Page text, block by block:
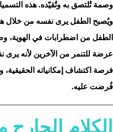
وصمة تُلتصق به وتُقيّده. هذه
ويُصبح الطفل يرى نفسه من خلال
الطفل من اضطرابات في الهوية،
عرضة للتنمر من الآخرين لأنه
فرصة اكتشاف إمكانياته
فُرضت عليه.
الكلام الجارح